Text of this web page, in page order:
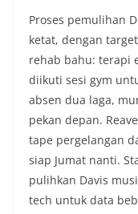
Proses pemulihan
ketat, dengan
rehab bahu: terapi
diikuti sesi gym
absen dua laga,
pekan depan.
tape pergelangan
siap Jumat nanti.
pulihkan Davis
tech untuk data